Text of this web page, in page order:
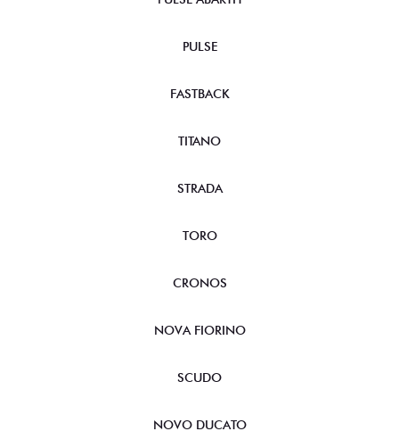
PULSE
FASTBACK
TITANO
STRADA
TORO
CRONOS
NOVA FIORINO
SCUDO
NOVO DUCATO